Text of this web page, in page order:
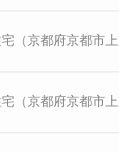
（京都府京都市
（京都府京都市